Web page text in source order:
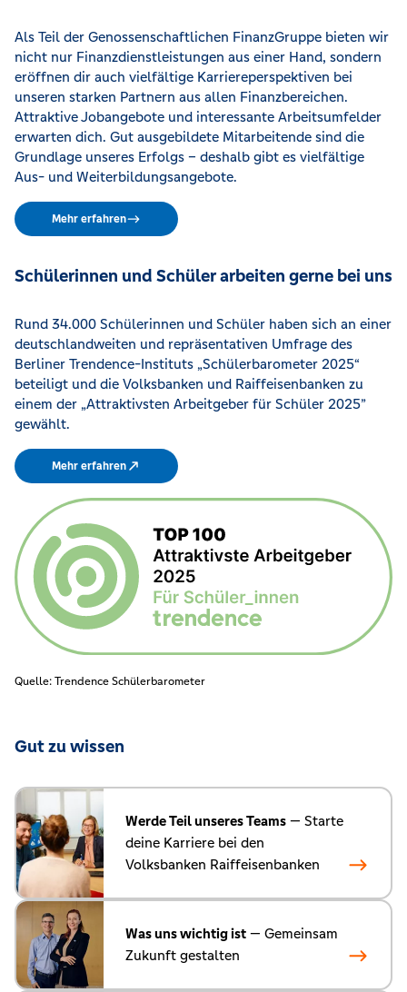
Als Teil der Genossenschaftlichen FinanzGruppe bieten wir
nicht nur Finanzdienstleistungen aus einer Hand, sondern
eröffnen dir auch vielfältige Karriereperspektiven bei
unseren starken Partnern aus allen Finanzbereichen.
Attraktive Jobangebote und interessante Arbeitsumfelder
erwarten dich. Gut ausgebildete Mitarbeitende sind die
Grundlage unseres Erfolgs – deshalb gibt es vielfältige
Aus- und Weiterbildungsangebote.
Mehr erfahren
Schülerinnen und Schüler arbeiten gerne bei uns
Rund 34.000 Schülerinnen und Schüler haben sich an einer
deutschlandweiten und repräsentativen Umfrage des
Berliner Trendence-Instituts „Schülerbarometer 2025“
beteiligt und die Volksbanken und Raiffeisenbanken zu
einem der „Attraktivsten Arbeitgeber für Schüler 2025”
gewählt.
Mehr erfahren
Quelle: Trendence Schülerbarometer
Gut zu wissen
Werde Teil unseres Teams — Starte
deine Karriere bei den
Volksbanken Raiffeisenbanken
Was uns wichtig ist — Gemeinsam
Zukunft gestalten